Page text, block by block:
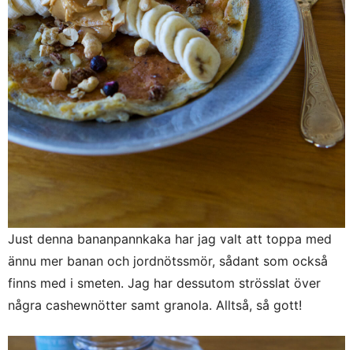
Just denna bananpannkaka har jag valt att toppa med
ännu mer banan och jordnötssmör, sådant som också
finns med i smeten. Jag har dessutom strösslat över
några cashewnötter samt granola. Alltså, så gott!